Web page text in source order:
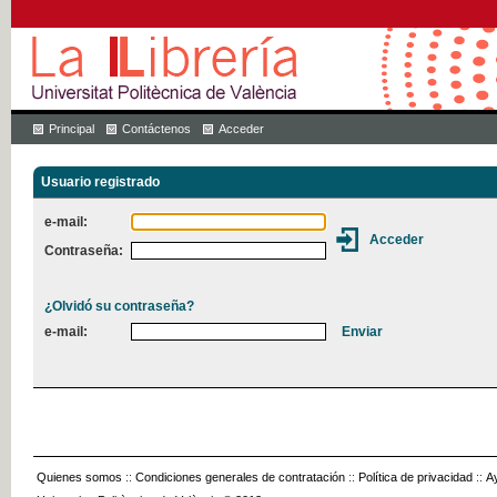
Principal Contáctenos Acceder
Usuario registrado
e-mail:
Contraseña:
¿Olvidó su contraseña?
e-mail:
Quienes somos :: Condiciones generales de contratación :: Política de privacidad ::